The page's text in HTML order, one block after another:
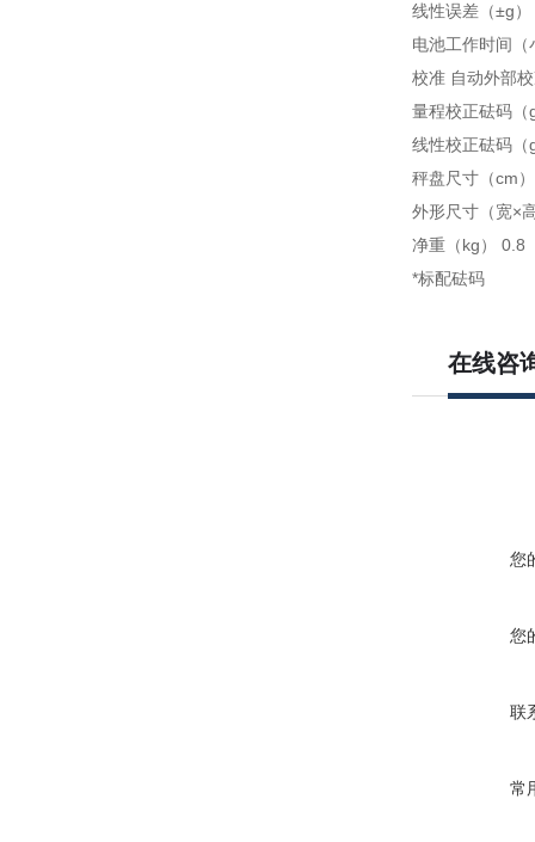
线性误差（±g）
电池工作时间（
校准 自动外部
量程校正砝码（
线性校正砝码（
秤盘尺寸（cm
外形尺寸（宽×
净重（kg） 0.8
*标配砝码
在线咨
您
您
联
常